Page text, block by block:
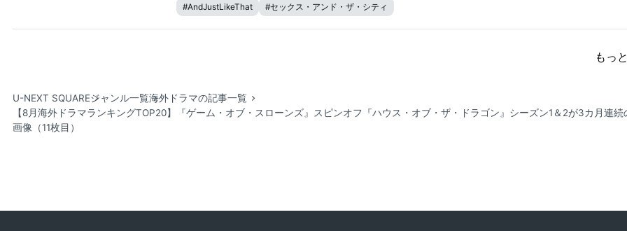
#AndJustLikeThat #セックス・アンド・ザ・シティ
もっ
U-NEXT SQUAREジャンル一覧海外ドラマの記事一覧
【8月海外ドラマランキングTOP20】『ゲーム・オブ・スローンズ』スピンオフ『ハウス・オブ・ザ・ドラゴン』シーズン1＆2が3カ月連続
画像（11枚目）